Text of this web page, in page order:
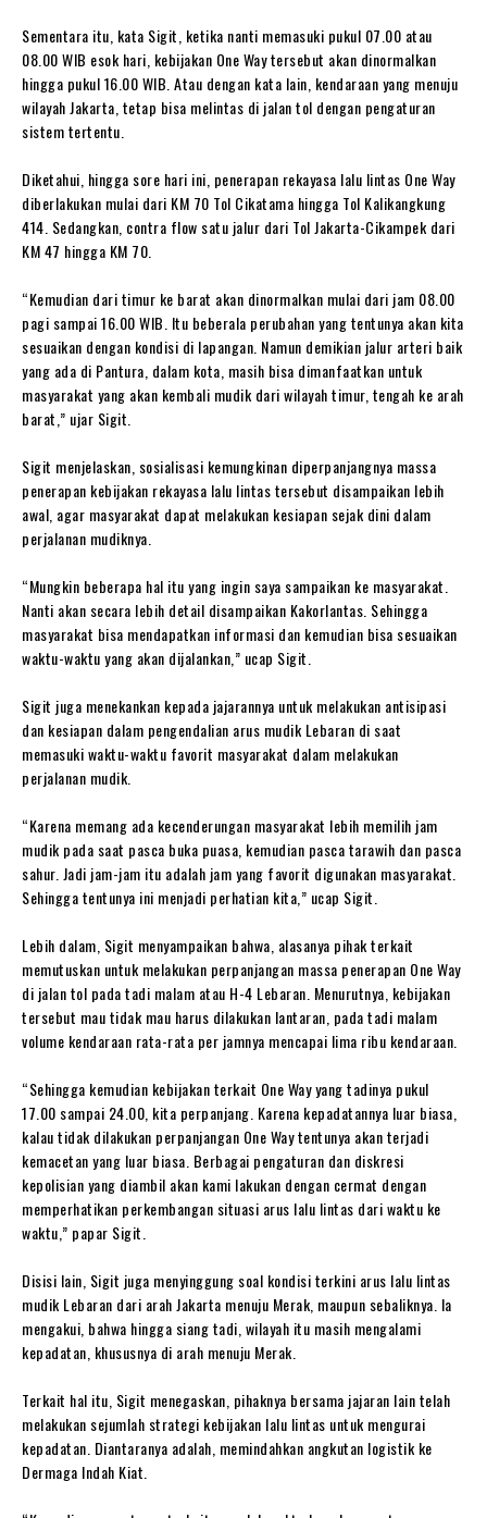
Sementara itu, kata Sigit, ketika nanti memasuki pukul 07.00 atau
08.00 WIB esok hari, kebijakan One Way tersebut akan dinormalkan
hingga pukul 16.00 WIB. Atau dengan kata lain, kendaraan yang menuju
wilayah Jakarta, tetap bisa melintas di jalan tol dengan pengaturan
sistem tertentu.
Diketahui, hingga sore hari ini, penerapan rekayasa lalu lintas One Way
diberlakukan mulai dari KM 70 Tol Cikatama hingga Tol Kalikangkung
414. Sedangkan, contra flow satu jalur dari Tol Jakarta-Cikampek dari
KM 47 hingga KM 70.
“Kemudian dari timur ke barat akan dinormalkan mulai dari jam 08.00
pagi sampai 16.00 WIB. Itu beberala perubahan yang tentunya akan kita
sesuaikan dengan kondisi di lapangan. Namun demikian jalur arteri baik
yang ada di Pantura, dalam kota, masih bisa dimanfaatkan untuk
masyarakat yang akan kembali mudik dari wilayah timur, tengah ke arah
barat,” ujar Sigit.
Sigit menjelaskan, sosialisasi kemungkinan diperpanjangnya massa
penerapan kebijakan rekayasa lalu lintas tersebut disampaikan lebih
awal, agar masyarakat dapat melakukan kesiapan sejak dini dalam
perjalanan mudiknya.
“Mungkin beberapa hal itu yang ingin saya sampaikan ke masyarakat.
Nanti akan secara lebih detail disampaikan Kakorlantas. Sehingga
masyarakat bisa mendapatkan informasi dan kemudian bisa sesuaikan
waktu-waktu yang akan dijalankan,” ucap Sigit.
Sigit juga menekankan kepada jajarannya untuk melakukan antisipasi
dan kesiapan dalam pengendalian arus mudik Lebaran di saat
memasuki waktu-waktu favorit masyarakat dalam melakukan
perjalanan mudik.
“Karena memang ada kecenderungan masyarakat lebih memilih jam
mudik pada saat pasca buka puasa, kemudian pasca tarawih dan pasca
sahur. Jadi jam-jam itu adalah jam yang favorit digunakan masyarakat.
Sehingga tentunya ini menjadi perhatian kita,” ucap Sigit.
Lebih dalam, Sigit menyampaikan bahwa, alasanya pihak terkait
memutuskan untuk melakukan perpanjangan massa penerapan One Way
di jalan tol pada tadi malam atau H-4 Lebaran. Menurutnya, kebijakan
tersebut mau tidak mau harus dilakukan lantaran, pada tadi malam
volume kendaraan rata-rata per jamnya mencapai lima ribu kendaraan.
“Sehingga kemudian kebijakan terkait One Way yang tadinya pukul
17.00 sampai 24.00, kita perpanjang. Karena kepadatannya luar biasa,
kalau tidak dilakukan perpanjangan One Way tentunya akan terjadi
kemacetan yang luar biasa. Berbagai pengaturan dan diskresi
kepolisian yang diambil akan kami lakukan dengan cermat dengan
memperhatikan perkembangan situasi arus lalu lintas dari waktu ke
waktu,” papar Sigit.
Disisi lain, Sigit juga menyinggung soal kondisi terkini arus lalu lintas
mudik Lebaran dari arah Jakarta menuju Merak, maupun sebaliknya. Ia
mengakui, bahwa hingga siang tadi, wilayah itu masih mengalami
kepadatan, khususnya di arah menuju Merak.
Terkait hal itu, Sigit menegaskan, pihaknya bersama jajaran lain telah
melakukan sejumlah strategi kebijakan lalu lintas untuk mengurai
kepadatan. Diantaranya adalah, memindahkan angkutan logistik ke
Dermaga Indah Kiat.